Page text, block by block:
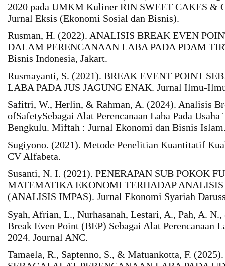
2020 pada UMKM Kuliner RIN SWEET CAKES &
Jurnal Eksis (Ekonomi Sosial dan Bisnis).
Rusman, H. (2022). ANALISIS BREAK EVEN
DALAM PERENCANAAN LABA PADA PDAM
Bisnis Indonesia, Jakart.
Rusmayanti, S. (2021). BREAK EVENT POINT
LABA PADA JUS JAGUNG ENAK. Jurnal Ilmu-
Safitri, W., Herlin, & Rahman, A. (2024). Analisis
ofSafetySebagai Alat Perencanaan Laba Pada
Bengkulu. Miftah : Jurnal Ekonomi dan Bisnis
Sugiyono. (2021). Metode Penelitian Kuantitatif
CV Alfabeta.
Susanti, N. I. (2021). PENERAPAN SUB POKOK
MATEMATIKA EKONOMI TERHADAP
(ANALISIS IMPAS). Jurnal Ekonomi Syariah
Syah, Afrian, L., Nurhasanah, Lestari, A., Pah, A.
Break Even Point (BEP) Sebagai Alat Perencanaan
2024. Journal ANC.
Tamaela, R., Saptenno, S., & Matuankotta, F.